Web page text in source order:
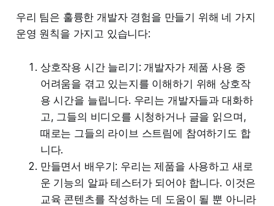
우리 팀은 훌륭한 개발자 경험을 만들기 위해 네 가지
운영 원칙을 가지고 있습니다:
상호작용 시간 늘리기: 개발자가 제품 사용 중
어려움을 겪고 있는지를 이해하기 위해 상호작
용 시간을 늘립니다. 우리는 개발자들과 대화하
고, 그들의 비디오를 시청하거나 글을 읽으며,
때로는 그들의 라이브 스트림에 참여하기도 합
니다.
만들면서 배우기: 우리는 제품을 사용하고 새로
운 기능의 알파 테스터가 되어야 합니다. 이것은
교육 콘텐츠를 작성하는 데 도움이 될 뿐 아니라